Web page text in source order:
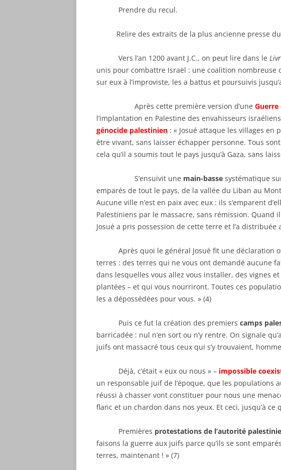
« LE SECRET DU TREIZIÈME
LE SECRET DU TREIZIÉME APOTRE
JÉSUS ET SES HÉRITIERS –
MENSONGES ET VÉRITÉS
ORDINAIRE » (DANS LE SILENCE
DES OLIVIERS) TRADUIT EN
ANGLAIS.
JÉSUS, MÉMOIRES D’UN JUIF
ORDINAIRE
Prendre du recul.
Relire des extraits de la plus ancienne presse du
Vers l’an 1200 avant J.C., on peut lire dans le
unis pour combattre Israël : une coalition nombreuse
sur eux à l’improviste, les a battus et poursuivis
Après cette première version d’une Guerre
l’implantation en Palestine des envahisseurs
génocide palestinien : « Josué attaque les villages
être vivant, sans laisser échapper personne. Tous sont
cela qu’il a soumis tout le pays jusqu’à Gaza, sans
S’ensuivit une main-basse systématique
emparés de tout le pays, de la vallée du Liban au
Aucune ville n’est en paix avec eux : ils s’emparent
Palestiniens par le massacre, sans rémission. Quand
Josué a pris possession de cette terre et l’a distribuée
Après quoi le général Josué fit une déclaration
terres : des terres qui ne vous ont demandé aucune
dans lesquelles vous allez vous installer, des vignes et
plantées – et qui vous nourriront. Toutes ces
les a dépossédées pour vous. » (4)
Puis ce fut la création des premiers camps
barricadée : nul n’en sort ou n’y rentre. On signale
juifs ont massacré tous ceux qui s’y trouvaient,
Déjà, c’était « eux ou nous » – impossible
un responsable juif de l’époque, que les populations
réussi à chasser vont constituer pour nous une
flanc et un chardon dans nos yeux. Et ceci, jusqu’à ce
Premières protestations de l’autorité
faisons la guerre aux juifs parce qu’ils se sont
terres, maintenant ! » (7)